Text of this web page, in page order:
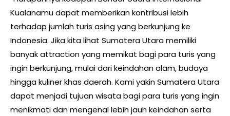
Kualanamu dapat memberikan kontribusi lebih
terhadap jumlah turis asing yang berkunjung ke
Indonesia. Jika kita lihat Sumatera Utara memiliki
banyak attraction yang memikat bagi para turis yang
ingin berkunjung, mulai dari keindahan alam, budaya
hingga kuliner khas daerah. Kami yakin Sumatera Utara
dapat menjadi tujuan wisata bagi para turis yang ingin
menikmati dan mengenal lebih jauh keindahan serta